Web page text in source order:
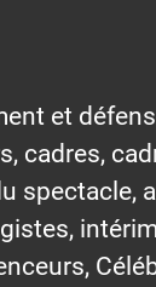
et
cadres,
spectacle,